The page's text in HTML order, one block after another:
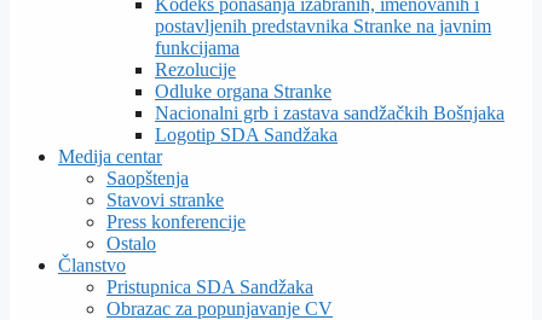
Kodeks ponašanja izabranih, imenovanih i
postavljenih predstavnika Stranke na javnim
funkcijama
Rezolucije
Odluke organa Stranke
Nacionalni grb i zastava sandžačkih Bošnjaka
Logotip SDA Sandžaka
Medija centar
Saopštenja
Stavovi stranke
Press konferencije
Ostalo
Članstvo
Pristupnica SDA Sandžaka
Obrazac za popunjavanje CV